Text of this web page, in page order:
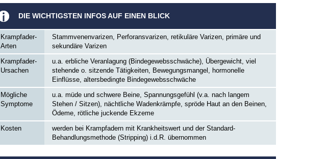
DIE WICHTIGSTEN INFOS AUF EINEN BLICK
Krampfader-
Arten
Stammvenenvarizen, Perforansvarizen, retikuläre Varizen, primäre und
sekundäre Varizen
Krampfader-
Ursachen
u.a. erbliche Veranlagung (Bindegewebsschwäche), Übergewicht, viel
stehende o. sitzende Tätigkeiten, Bewegungsmangel, hormonelle
Einflüsse, altersbedingte Bindegewebsschwäche
Mögliche
Symptome
u.a. müde und schwere Beine, Spannungsgefühl (v.a. nach langem
Stehen / Sitzen), nächtliche Wadenkrämpfe, spröde Haut an den Beinen,
Ödeme, rötliche juckende Ekzeme
Kosten
werden bei Krampfadern mit Krankheitswert und der Standard-
Behandlungsmethode (Stripping) i.d.R. übernommen